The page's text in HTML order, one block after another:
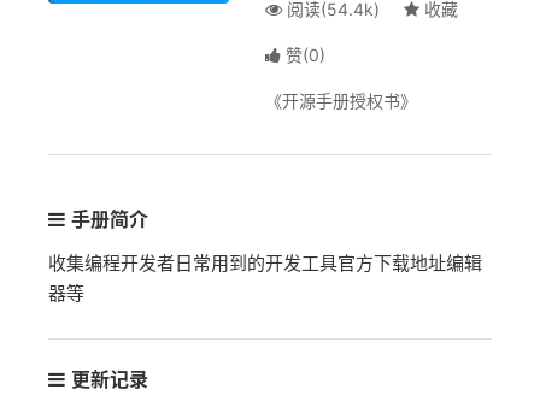
阅读(54.4k) 收藏
赞(0)
《开源手册授权书》
手册简介
收集编程开发者日常用到的开发工具官方下载地址编辑
器等
更新记录